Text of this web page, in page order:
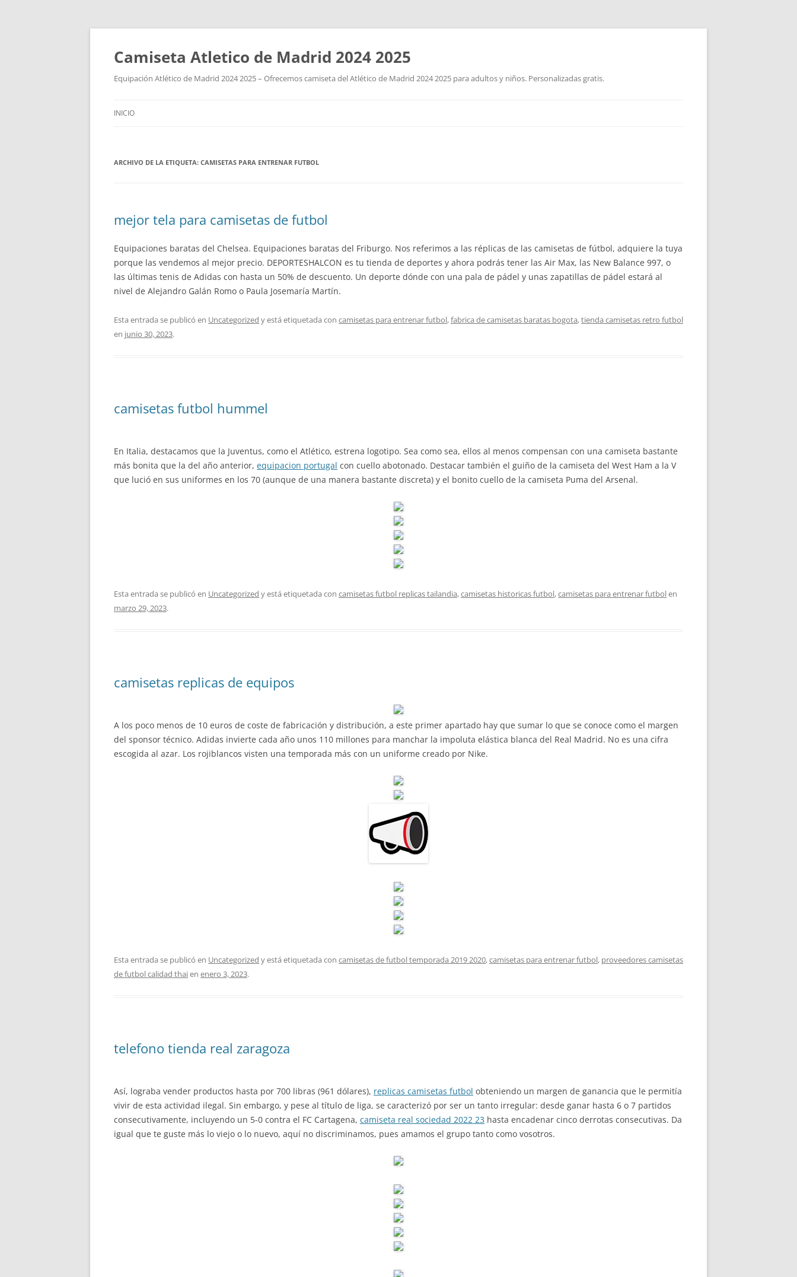
Camiseta Atletico de Madrid 2024 2025
Equipación Atlético de Madrid 2024 2025 – Ofrecemos camiseta del Atlético de Madrid 2024 2025 para adultos y niños. Personalizadas gratis.
INICIO
ARCHIVO DE LA ETIQUETA: CAMISETAS PARA ENTRENAR FUTBOL
mejor tela para camisetas de futbol
Equipaciones baratas del Chelsea. Equipaciones baratas del Friburgo. Nos referimos a las réplicas de las camisetas de fútbol, adquiere la tuya
porque las vendemos al mejor precio. DEPORTESHALCON es tu tienda de deportes y ahora podrás tener las Air Max, las New Balance 997, o
las últimas tenis de Adidas con hasta un 50% de descuento. Un deporte dónde con una pala de pádel y unas zapatillas de pádel estará al
nivel de Alejandro Galán Romo o Paula Josemaría Martín.
Esta entrada se publicó en Uncategorized y está etiquetada con camisetas para entrenar futbol,fabrica de camisetas baratas bogota,tienda camisetas retro futbol
en junio 30, 2023.
camisetas futbol hummel
En Italia, destacamos que la Juventus, como el Atlético, estrena logotipo. Sea como sea, ellos al menos compensan con una camiseta bastante
más bonita que la del año anterior, equipacion portugal con cuello abotonado. Destacar también el guiño de la camiseta del West Ham a la V
que lució en sus uniformes en los 70 (aunque de una manera bastante discreta) y el bonito cuello de la camiseta Puma del Arsenal.
Esta entrada se publicó en Uncategorized y está etiquetada con camisetas futbol replicas tailandia,camisetas historicas futbol,camisetas para entrenar futbolen
marzo 29, 2023.
camisetas replicas de equipos
A los poco menos de 10 euros de coste de fabricación y distribución, a este primer apartado hay que sumar lo que se conoce como el margen
del sponsor técnico. Adidas invierte cada año unos 110 millones para manchar la impoluta elástica blanca del Real Madrid. No es una cifra
escogida al azar. Los rojiblancos visten una temporada más con un uniforme creado por Nike.
Esta entrada se publicó en Uncategorized y está etiquetada con camisetas de futbol temporada 2019 2020,camisetas para entrenar futbol, proveedores camisetas
de futbol calidad thaien enero 3, 2023.
telefono tienda real zaragoza
Así, lograba vender productos hasta por 700 libras (961 dólares), replicas camisetas futbol obteniendo un margen de ganancia que le permitía
vivir de esta actividad ilegal. Sin embargo, y pese al título de liga, se caracterizó por ser un tanto irregular: desde ganar hasta 6 o 7 partidos
consecutivamente, incluyendo un 5-0 contra el FC Cartagena, camiseta real sociedad 2022 23 hasta encadenar cinco derrotas consecutivas. Da
igual que te guste más lo viejo o lo nuevo, aquí no discriminamos, pues amamos el grupo tanto como vosotros.